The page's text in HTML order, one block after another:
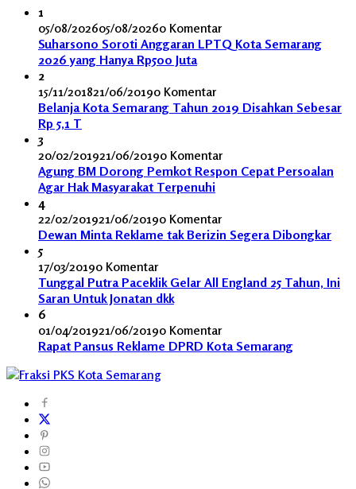
1
05/08/202605/08/20260 Komentar
Suharsono Soroti Anggaran LPTQ Kota Semarang
2026 yang Hanya Rp500 Juta
2
15/11/201821/06/20190 Komentar
Belanja Kota Semarang Tahun 2019 Disahkan Sebesar
Rp 5,1 T
3
20/02/201921/06/20190 Komentar
Agung BM Dorong Pemkot Respon Cepat Persoalan
Agar Hak Masyarakat Terpenuhi
4
22/02/201921/06/20190 Komentar
Dewan Minta Reklame tak Berizin Segera Dibongkar
5
17/03/20190 Komentar
Tunggal Putra Paceklik Gelar All England 25 Tahun, Ini
Saran Untuk Jonatan dkk
6
01/04/201921/06/20190 Komentar
Rapat Pansus Reklame DPRD Kota Semarang